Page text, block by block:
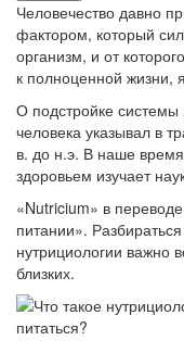
Человечество давно
фактором, который
организм, и от
к полноценной жизни,
О подстройке системы
человека указывал в
в. до н.э. В наше
здоровьем изучает
«Nutricium» в
питании».
нутрициологии важно
близких.